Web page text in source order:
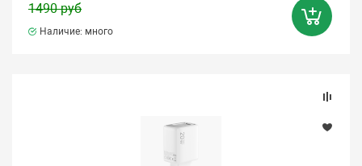
1490 руб
Наличие: много